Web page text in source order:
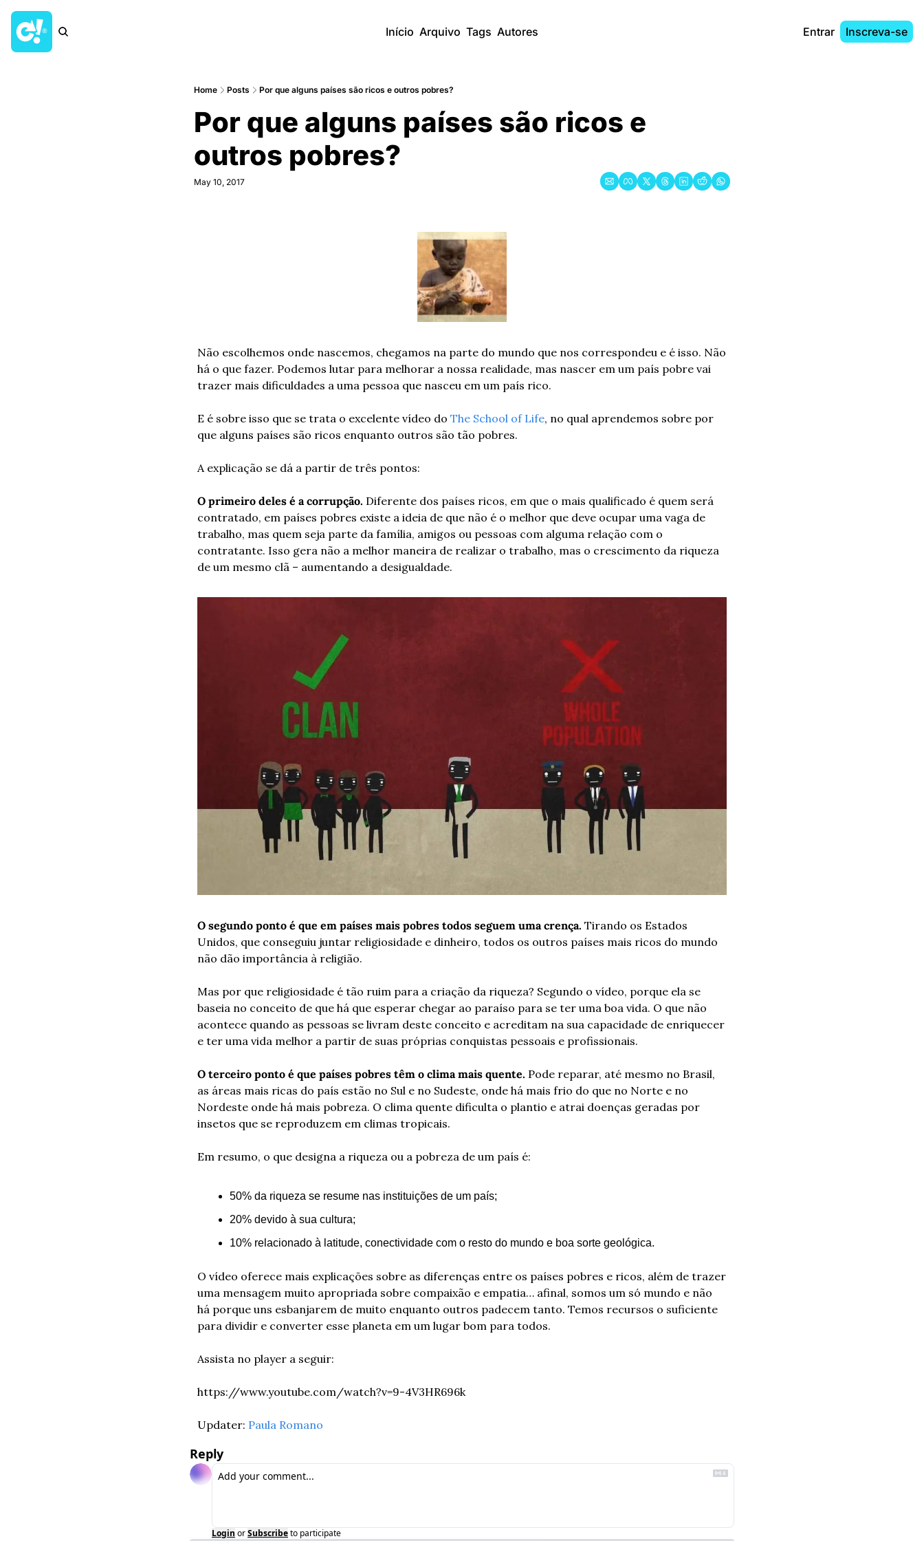
Início Arquivo Tags Autores Entrar Inscreva-se
Home Posts Por que alguns países são ricos e outros pobres?
Por que alguns países são ricos e
outros pobres?
May 10, 2017
Não escolhemos onde nascemos, chegamos na parte do mundo que nos correspondeu e é isso. Não
há o que fazer. Podemos lutar para melhorar a nossa realidade, mas nascer em um país pobre vai
trazer mais dificuldades a uma pessoa que nasceu em um país rico.
E é sobre isso que se trata o excelente vídeo do The School of Life, no qual aprendemos sobre por
que alguns países são ricos enquanto outros são tão pobres.
A explicação se dá a partir de três pontos:
O primeiro deles é a corrupção. Diferente dos países ricos, em que o mais qualificado é quem será
contratado, em países pobres existe a ideia de que não é o melhor que deve ocupar uma vaga de
trabalho, mas quem seja parte da família, amigos ou pessoas com alguma relação com o
contratante. Isso gera não a melhor maneira de realizar o trabalho, mas o crescimento da riqueza
de um mesmo clã – aumentando a desigualdade.
O segundo ponto é que em países mais pobres todos seguem uma crença. Tirando os Estados
Unidos, que conseguiu juntar religiosidade e dinheiro, todos os outros países mais ricos do mundo
não dão importância à religião.
Mas por que religiosidade é tão ruim para a criação da riqueza? Segundo o vídeo, porque ela se
baseia no conceito de que há que esperar chegar ao paraíso para se ter uma boa vida. O que não
acontece quando as pessoas se livram deste conceito e acreditam na sua capacidade de enriquecer
e ter uma vida melhor a partir de suas próprias conquistas pessoais e profissionais.
O terceiro ponto é que países pobres têm o clima mais quente. Pode reparar, até mesmo no Brasil,
as áreas mais ricas do país estão no Sul e no Sudeste, onde há mais frio do que no Norte e no
Nordeste onde há mais pobreza. O clima quente dificulta o plantio e atrai doenças geradas por
insetos que se reproduzem em climas tropicais.
Em resumo, o que designa a riqueza ou a pobreza de um país é:
50% da riqueza se resume nas instituições de um país;
20% devido à sua cultura;
10% relacionado à latitude, conectividade com o resto do mundo e boa sorte geológica.
O vídeo oferece mais explicações sobre as diferenças entre os países pobres e ricos, além de trazer
uma mensagem muito apropriada sobre compaixão e empatia… afinal, somos um só mundo e não
há porque uns esbanjarem de muito enquanto outros padecem tanto. Temos recursos o suficiente
para dividir e converter esse planeta em um lugar bom para todos.
Assista no player a seguir:
https://www.youtube.com/watch?v=9-4V3HR696k
Updater: Paula Romano
Reply
Login orSubscribeto participate